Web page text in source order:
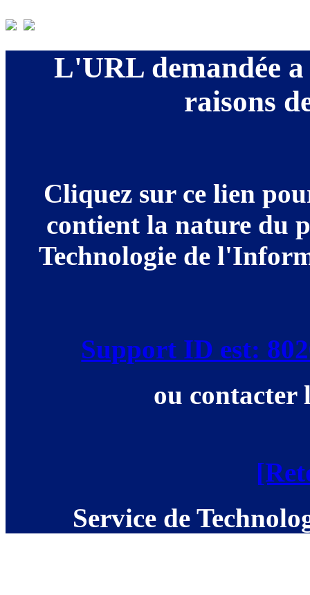
L'URL demandée a
raisons
Cliquez sur ce lien
contient la nature du
Technologie de
Support ID est:
ou contacter
Service de